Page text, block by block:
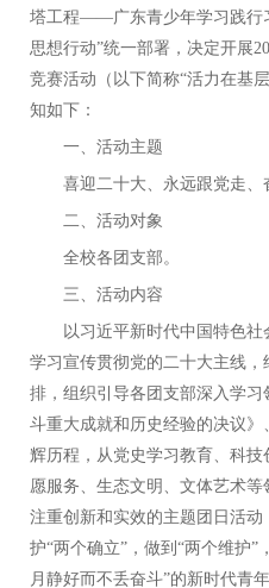
塔工程——广东青少年学习践行
思想行动”统一部署，决定开展
竞赛活动（以下简称“活力在基
知如下：
一、活动主题
喜迎二十大、永远跟党走、
二、活动对象
全校各团支部。
三、活动内容
以习近平新时代中国特色
学习宣传贯彻党的二十大主线，
排，组织引导各团支部深入学
斗重大成就和历史经验的决议
辉历程，从党史学习教育、科
愿服务、生态文明、文体艺术等
注重创新和实效的主题团日活
护“两个确立”，做到“两个维护
月静好而不丢奋斗”的新时代青